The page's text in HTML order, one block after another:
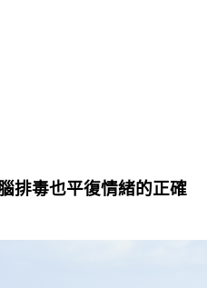
排毒也平復情緒的正確